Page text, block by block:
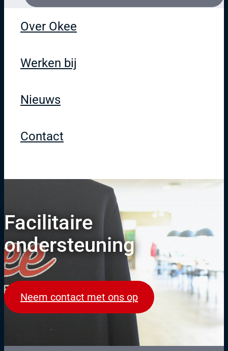
Over Okee
Werken bij
Nieuws
Contact
Facilitaire
ondersteuning
Neem contact met ons op